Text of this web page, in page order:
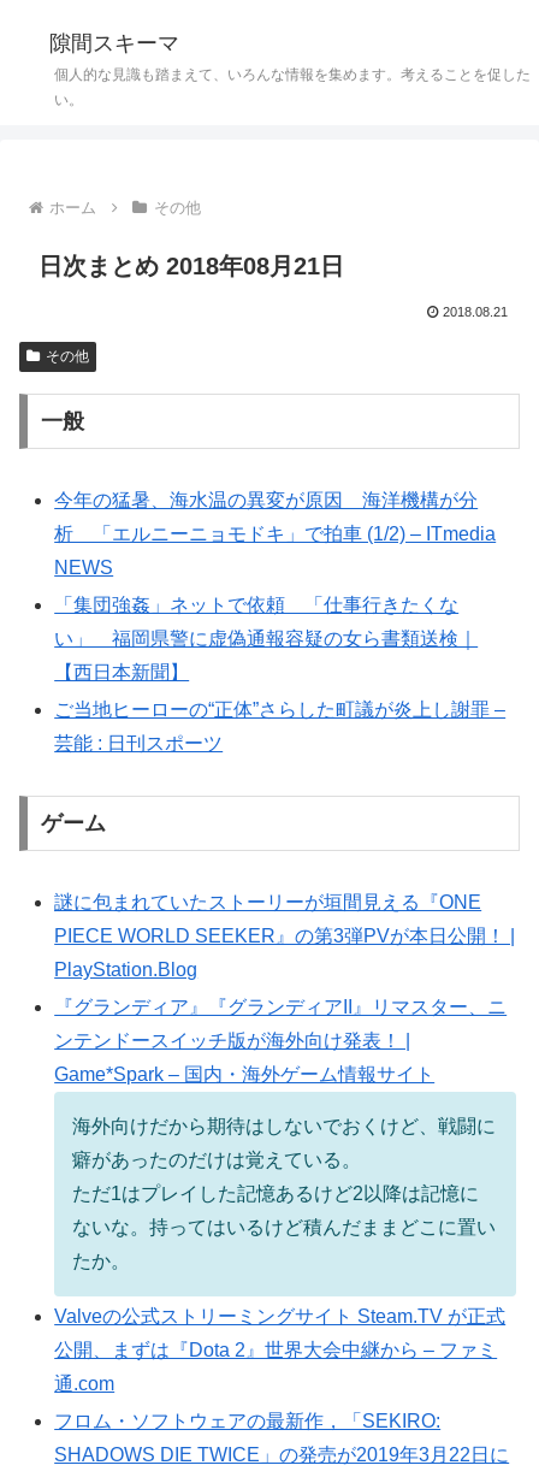
隙間スキーマ
個人的な見識も踏まえて、いろんな情報を集めます。考えることを促した
い。
ホーム その他
日次まとめ 2018年08月21日
2018.08.21
その他
一般
今年の猛暑、海水温の異変が原因 海洋機構が分
析 「エルニーニョモドキ」で拍車 (1/2) – ITmedia
NEWS
「集団強姦」ネットで依頼 「仕事行きたくな
い」 福岡県警に虚偽通報容疑の女ら書類送検｜
【西日本新聞】
ご当地ヒーローの“正体”さらした町議が炎上し謝罪 –
芸能 : 日刊スポーツ
ゲーム
謎に包まれていたストーリーが垣間見える『ONE
PIECE WORLD SEEKER』の第3弾PVが本日公開！ |
PlayStation.Blog
『グランディア』『グランディアII』リマスター、ニ
ンテンドースイッチ版が海外向け発表！ |
Game*Spark – 国内・海外ゲーム情報サイト
海外向けだから期待はしないでおくけど、戦闘に
癖があったのだけは覚えている。
ただ1はプレイした記憶あるけど2以降は記憶に
ないな。持ってはいるけど積んだままどこに置い
たか。
Valveの公式ストリーミングサイト Steam.TV が正式
公開、まずは『Dota 2』世界大会中継から – ファミ
通.com
フロム・ソフトウェアの最新作，「SEKIRO:
SHADOWS DIE TWICE」の発売が2019年3月22日に